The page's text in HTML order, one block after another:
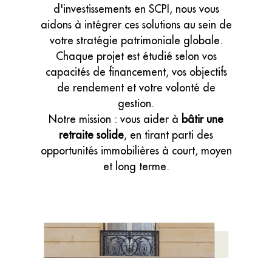
d'investissements en SCPI, nous vous
aidons à intégrer ces solutions au sein de
votre stratégie patrimoniale globale.
Chaque projet est étudié selon vos
capacités de financement, vos objectifs
de rendement et votre volonté de
gestion.
Notre mission : vous aider à bâtir une
retraite solide, en tirant parti des
opportunités immobilières à court, moyen
et long terme.